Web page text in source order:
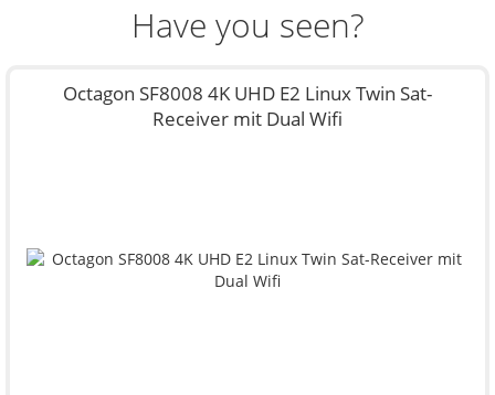
Have you seen?
Octagon SF8008 4K UHD E2 Linux Twin Sat-
Receiver mit Dual Wifi